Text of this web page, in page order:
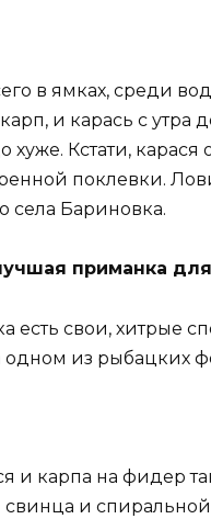
в ямках, среди
и карась с утра
хуже. Кстати,
поклевки.
села Бариновка.
приманка
есть свои, хитрые
одном из рыбацких
и карпа на фидер
и